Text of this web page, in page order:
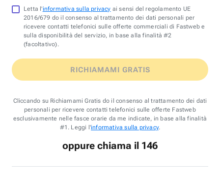
Letta l'informativa sulla privacy ai sensi del regolamento UE
2016/679 do il consenso al trattamento dei dati personali per
ricevere contatti telefonici sulle offerte commerciali di Fastweb e
sulla disponibilità del servizio, in base alla finalità #2
(facoltativo).
RICHIAMAMI GRATIS
Cliccando su Richiamami Gratis do il consenso al trattamento dei dati
personali per ricevere contatti telefonici sulle offerte Fastweb
esclusivamente nelle fasce orarie da me indicate, in base alla finalità
#1. Leggi l'informativa sulla privacy.
oppure chiama il 146